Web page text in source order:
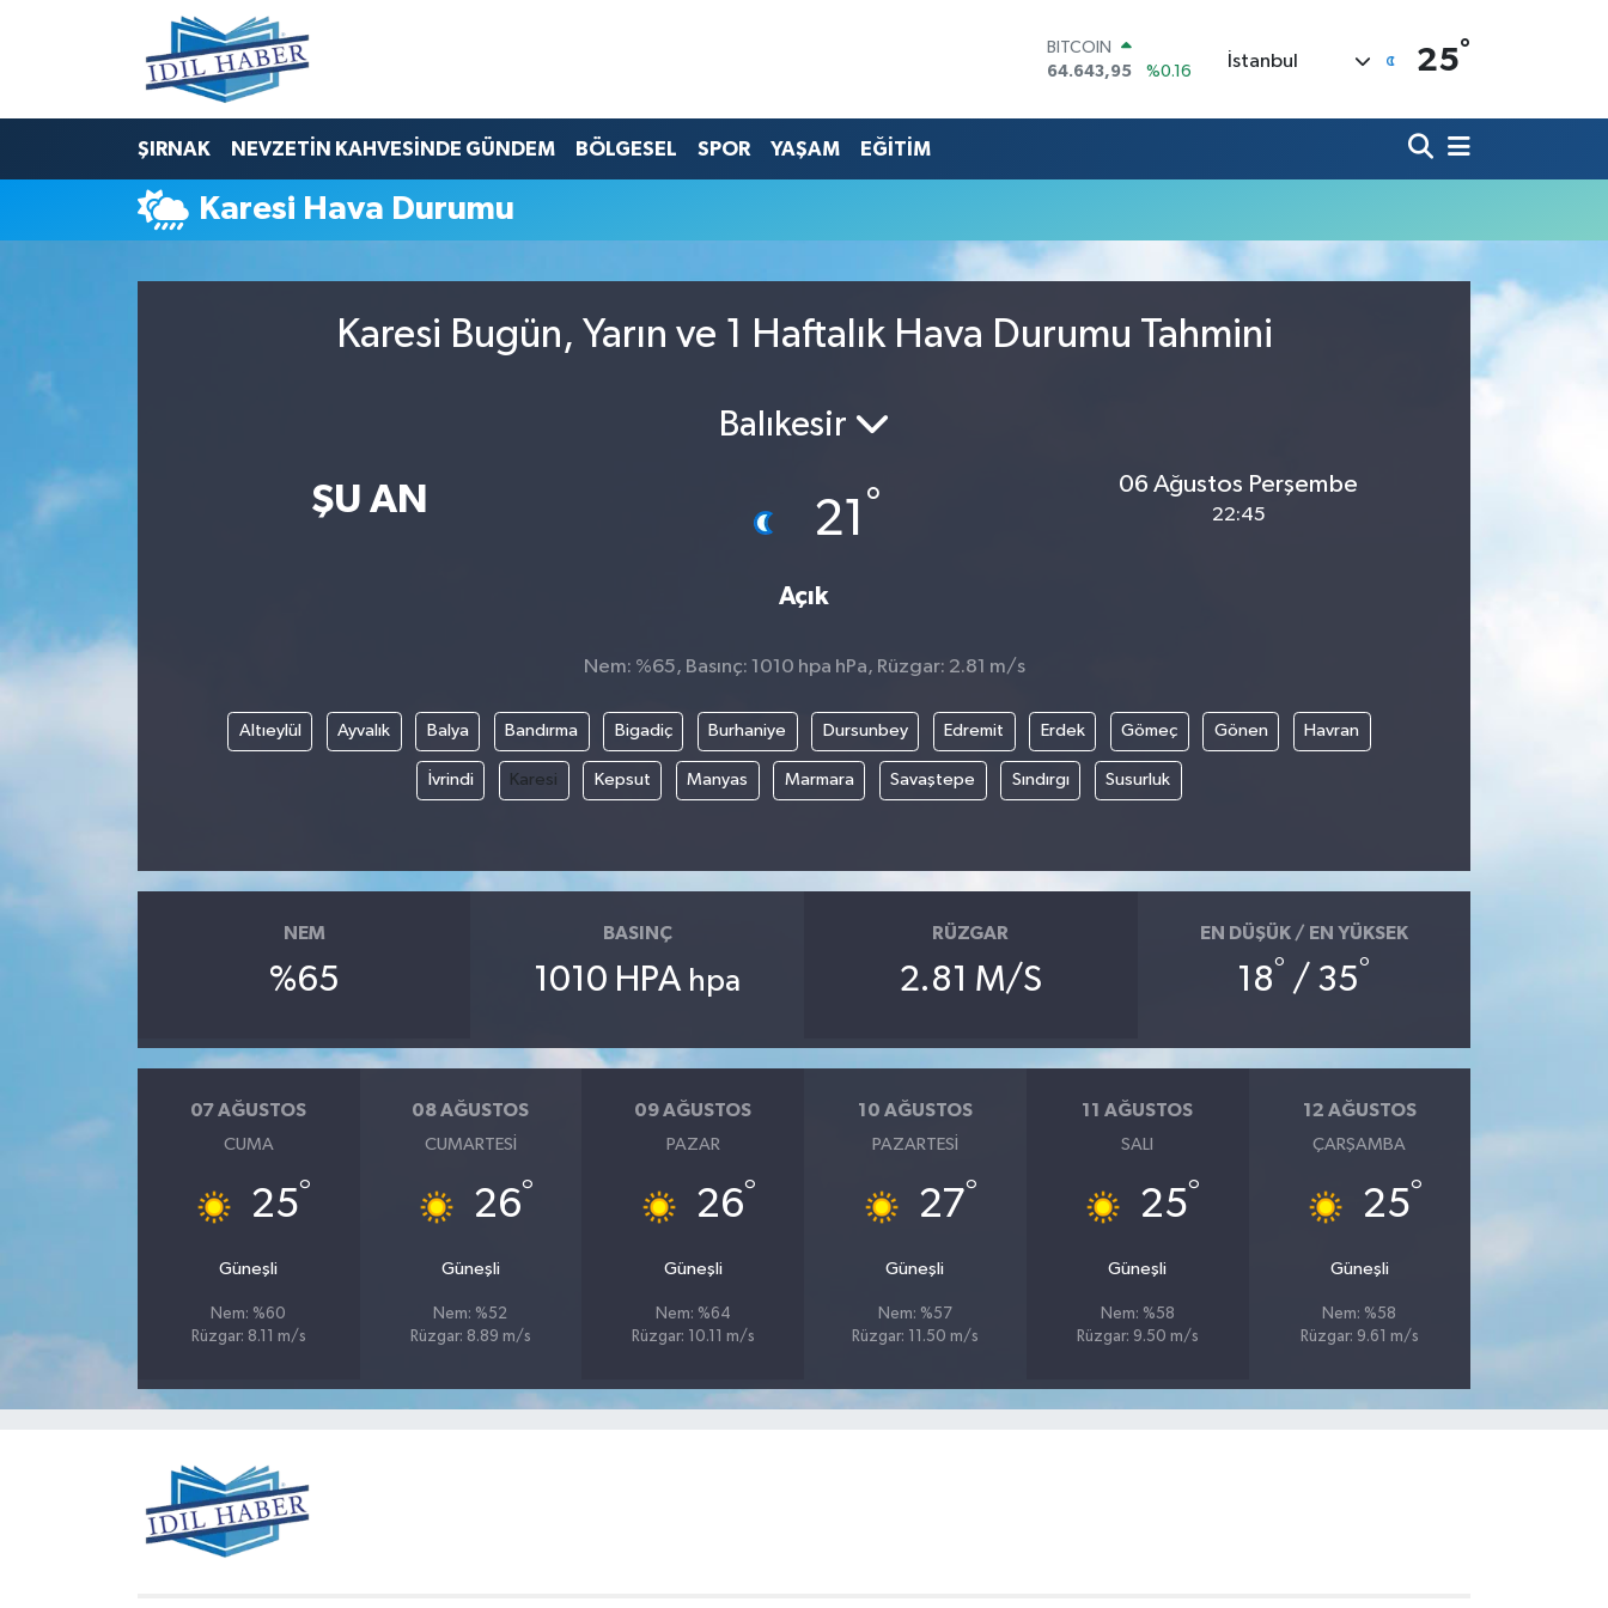
BITCOIN
64.643,95
%0.16
47,6006
%0.06
GRAM ALTIN
BİST100
İstanbul 25°
ŞIRNAK NEVZETİN KAHVESİNDE GÜNDEM BÖLGESEL SPOR YAŞAM EĞİTİM
Karesi Hava Durumu
Karesi Bugün, Yarın ve 1 Haftalık Hava Durumu Tahmini
ŞU AN
Balıkesir
21 °
Açık
06 Ağustos Perşembe
22:45
Nem: %65, Basınç: 1010 hpa hPa, Rüzgar: 2.81 m/s
Altıeylül Ayvalık Balya Bandırma Bigadiç Burhaniye Dursunbey Edremit Erdek Gömeç Gönen Havran
İvrindi Karesi Kepsut Manyas Marmara Savaştepe Sındırgı Susurluk
NEM
%65
BASINÇ
1010 HPA hpa
RÜZGAR
2.81 M/S
EN DÜŞÜK / EN YÜKSEK
18° / 35°
07 AĞUSTOS
CUMA
25°
Güneşli
Nem: %60
Rüzgar: 8.11 m/s
08 AĞUSTOS
CUMARTESI
26°
Güneşli
Nem: %52
Rüzgar: 8.89 m/s
09 AĞUSTOS
PAZAR
26°
Güneşli
Nem: %64
Rüzgar: 10.11 m/s
10 AĞUSTOS
PAZARTESI
27°
Güneşli
Nem: %57
Rüzgar: 11.50 m/s
11 AĞUSTOS
SALI
25°
Güneşli
Nem: %58
Rüzgar: 9.50 m/s
12 AĞUSTOS
ÇARŞAMBA
25°
Güneşli
Nem: %58
Rüzgar: 9.61 m/s
Nöbetçi Eczaneler
Hava Durumu
Trafik Durumu